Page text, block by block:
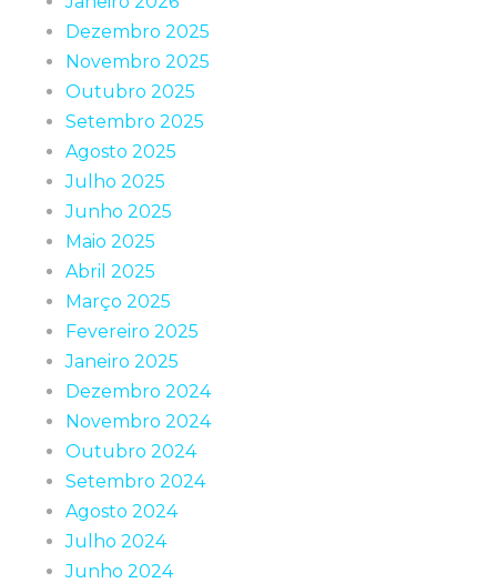
Dezembro 2025
Novembro 2025
Outubro 2025
Setembro 2025
Agosto 2025
Julho 2025
Junho 2025
Maio 2025
Abril 2025
Março 2025
Fevereiro 2025
Janeiro 2025
Dezembro 2024
Novembro 2024
Outubro 2024
Setembro 2024
Agosto 2024
Julho 2024
Junho 2024